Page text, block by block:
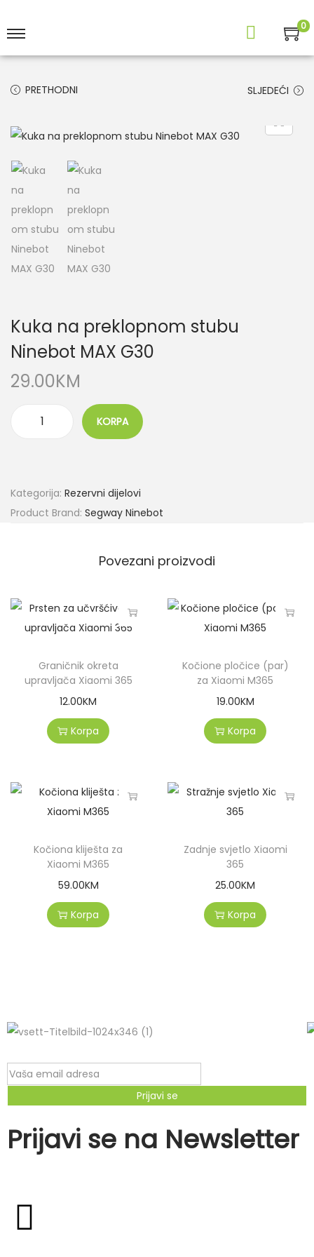
0
PRETHODNI SLJEDEĆI
Kuka na preklopnom stubu
Ninebot MAX G30
29.00KM
KORPA
Kategorija: Rezervni dijelovi
Product Brand: Segway Ninebot
Povezani proizvodi
Graničnik okreta
upravljača Xiaomi 365
12.00KM
Korpa
Kočione pločice (par)
za Xiaomi M365
19.00KM
Korpa
Kočiona kliješta za
Xiaomi M365
59.00KM
Korpa
Zadnje svjetlo Xiaomi
365
25.00KM
Korpa
Prijavi se
Prijavi se na Newsletter